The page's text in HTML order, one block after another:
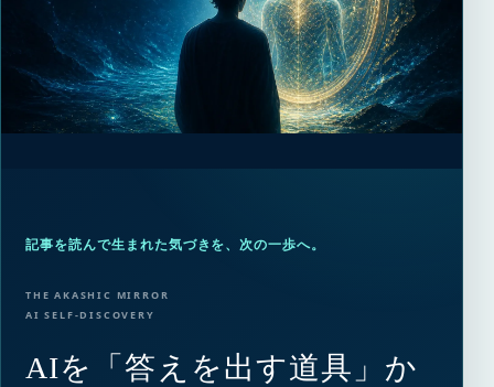
記事を読んで生まれた気づきを、次の一歩へ。
THE AKASHIC MIRROR
AI SELF-DISCOVERY
AIを「答えを出す道具」か